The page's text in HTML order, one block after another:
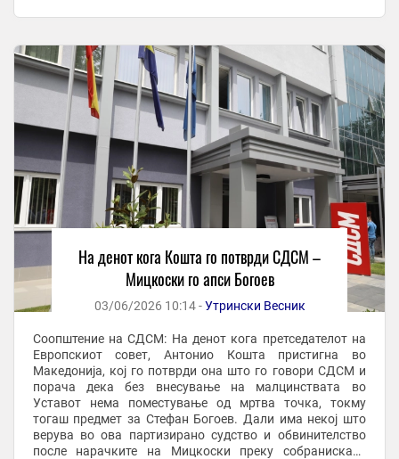
На денот кога Кошта го потврди СДСМ –
Мицкоски го апси Богоев
03/06/2026 10:14 -Утрински Весник
Соопштение на СДСМ: На денот кога претседателот на
Европскиот совет, Антонио Кошта пристигна во
Македонија, кој го потврди она што го говори СДСМ и
порача дека без внесување на малцинствата во
Уставот нема поместување од мртва точка, токму
тогаш предмет за Стефан Богоев. Дали има некој што
верува во ова партизирано судство и обвинителство
после нарачките на Мицкоски преку собраниската